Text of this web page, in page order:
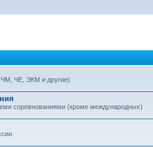
ЧЕ, ЭКМ и другие)
соревнованиями (кроме международных)